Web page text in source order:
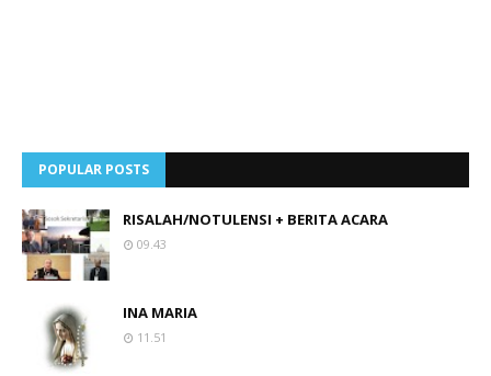
POPULAR POSTS
RISALAH/NOTULENSI + BERITA ACARA
09.43
INA MARIA
11.51